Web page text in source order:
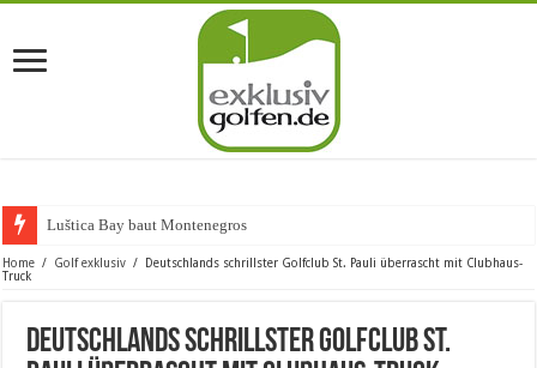
Luštica Bay baut Montenegros erste
Home / Golf exklusiv /
Deutschlands schrillster Golfclub St. Pauli überrascht mit Clubhaus-
Truck
Deutschlands schrillster Golfclub St.